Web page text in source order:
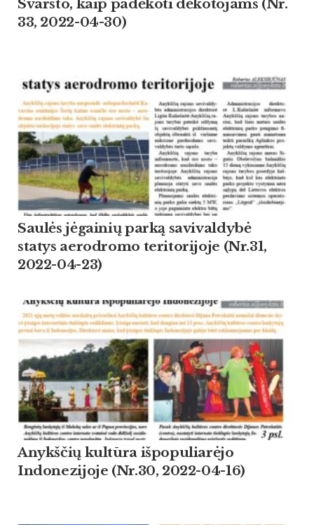
Svarsto, kaip padėkoti dėkotojams (Nr.
33, 2022-04-30)
Saulės jėgainių parką savivaldybė
statys aerodromo teritorijoje (Nr.31,
2022-04-23)
Anykščių kultūra išpopuliarėjo
Indonezijoje (Nr.30, 2022-04-16)